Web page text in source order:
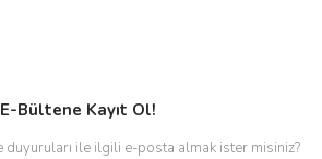
E-Bültene Kayıt Ol!
duyuruları ile ilgili e-posta almak ister misiniz?